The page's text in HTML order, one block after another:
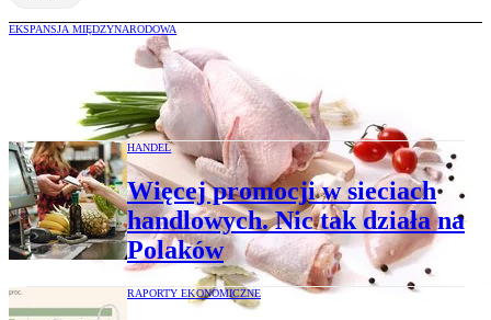
EKSPANSJA MIĘDZYNARODOWA
Ponad miliard złotych wydano na
fundusze promocji żywności. Co dalej?
HANDEL
Więcej promocji w sieciach
handlowych. Nic tak działa na
Polaków
RAPORTY EKONOMICZNE